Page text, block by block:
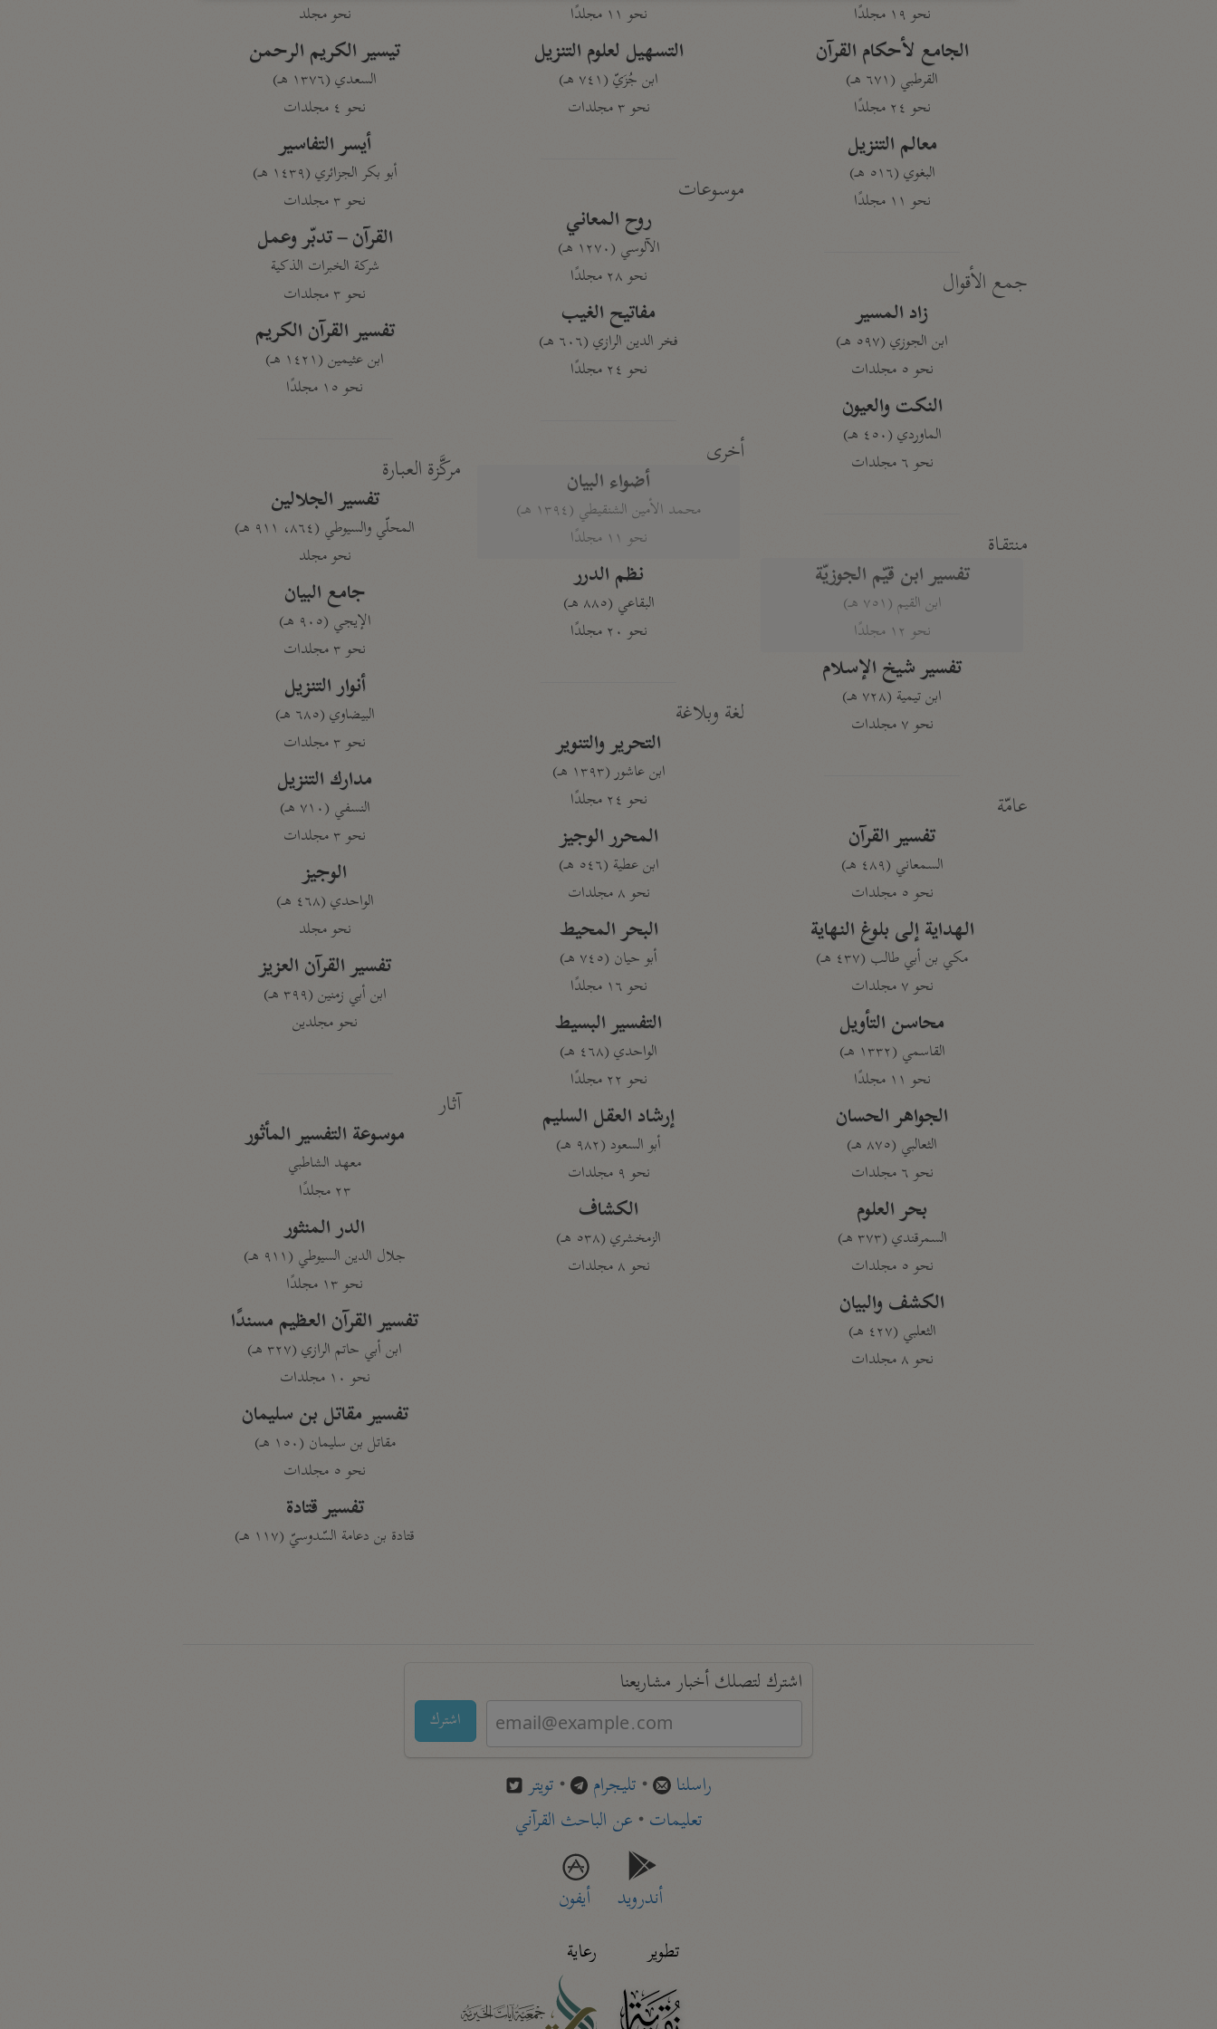
نحو ١٩ مجلدًا
الجامع لأحكام القرآن
القرطبي (٦٧١ هـ)
نحو ٢٤ مجلدًا
معالم التنزيل
البغوي (٥١٦ هـ)
نحو ١١ مجلدًا
جمع الأقوال
زاد المسير
ابن الجوزي (٥٩٧ هـ)
نحو ٥ مجلدات
النكت والعيون
الماوردي (٤٥٠ هـ)
نحو ٦ مجلدات
منتقاة
تفسير ابن قيّم الجوزيّة
ابن القيم (٧٥١ هـ)
نحو ١٢ مجلدًا
تفسير شيخ الإسلام
ابن تيمية (٧٢٨ هـ)
نحو ٧ مجلدات
عامّة
تفسير القرآن
السمعاني (٤٨٩ هـ)
نحو ٥ مجلدات
الهداية إلى بلوغ النهاية
مكي بن أبي طالب (٤٣٧ هـ)
نحو ٧ مجلدات
محاسن التأويل
القاسمي (١٣٣٢ هـ)
نحو ١١ مجلدًا
الجواهر الحسان
الثعالبي (٨٧٥ هـ)
نحو ٦ مجلدات
بحر العلوم
السمرقندي (٣٧٣ هـ)
نحو ٥ مجلدات
الكشف والبيان
الثعلبي (٤٢٧ هـ)
نحو ٨ مجلدات
نحو ١١ مجلدًا
التسهيل لعلوم التنزيل
ابن جُزَيّ (٧٤١ هـ)
نحو ٣ مجلدات
موسوعات
روح المعاني
الآلوسي (١٢٧٠ هـ)
نحو ٢٨ مجلدًا
مفاتيح الغيب
فخر الدين الرازي (٦٠٦ هـ)
نحو ٢٤ مجلدًا
أخرى
أضواء البيان
محمد الأمين الشنقيطي (١٣٩٤ هـ)
نحو ١١ مجلدًا
نظم الدرر
البقاعي (٨٨٥ هـ)
نحو ٢٠ مجلدًا
لغة وبلاغة
التحرير والتنوير
ابن عاشور (١٣٩٣ هـ)
نحو ٢٤ مجلدًا
المحرر الوجيز
ابن عطية (٥٤٦ هـ)
نحو ٨ مجلدات
البحر المحيط
أبو حيان (٧٤٥ هـ)
نحو ١٦ مجلدًا
التفسير البسيط
الواحدي (٤٦٨ هـ)
نحو ٢٢ مجلدًا
إرشاد العقل السليم
أبو السعود (٩٨٢ هـ)
نحو ٩ مجلدات
الكشاف
الزمخشري (٥٣٨ هـ)
نحو ٨ مجلدات
نحو مجلد
تيسير الكريم الرحمن
السعدي (١٣٧٦ هـ)
نحو ٤ مجلدات
أيسر التفاسير
أبو بكر الجزائري (١٤٣٩ هـ)
نحو ٣ مجلدات
القرآن – تدبّر وعمل
شركة الخبرات الذكية
نحو ٣ مجلدات
تفسير القرآن الكريم
ابن عثيمين (١٤٢١ هـ)
نحو ١٥ مجلدًا
مركَّزة العبارة
تفسير الجلالين
المحلّي والسيوطي (٨٦٤، ٩١١ هـ)
نحو مجلد
جامع البيان
الإيجي (٩٠٥ هـ)
نحو ٣ مجلدات
أنوار التنزيل
البيضاوي (٦٨٥ هـ)
نحو ٣ مجلدات
مدارك التنزيل
النسفي (٧١٠ هـ)
نحو ٣ مجلدات
الوجيز
الواحدي (٤٦٨ هـ)
نحو مجلد
تفسير القرآن العزيز
ابن أبي زمنين (٣٩٩ هـ)
نحو مجلدين
آثار
موسوعة التفسير المأثور
معهد الشاطبي
٢٣ مجلدًا
الدر المنثور
جلال الدين السيوطي (٩١١ هـ)
نحو ١٣ مجلدًا
تفسير القرآن العظيم مسندًا
ابن أبي حاتم الرازي (٣٢٧ هـ)
نحو ١٠ مجلدات
تفسير مقاتل بن سليمان
مقاتل بن سليمان (١٥٠ هـ)
نحو ٥ مجلدات
تفسير قتادة
قتادة بن دعامة السّدوسيّ (١١٧ هـ)
اشترك لتصلك أخبار مشاريعنا
اشترك
راسلنا • تليجرام • تويتر
تعليمات• عن الباحث القرآني
أندرويد
أيفون
تطوير
رعاية